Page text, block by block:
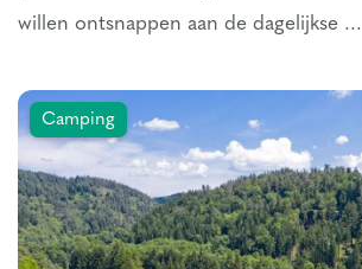
willen ontsnappen aan de dagelijkse ...
Camping